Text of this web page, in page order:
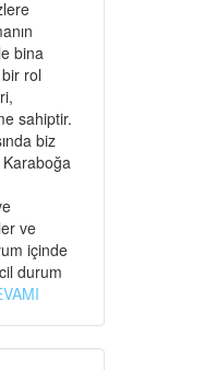
bina
rol
sahiptir.
biz
ve
içinde
durum